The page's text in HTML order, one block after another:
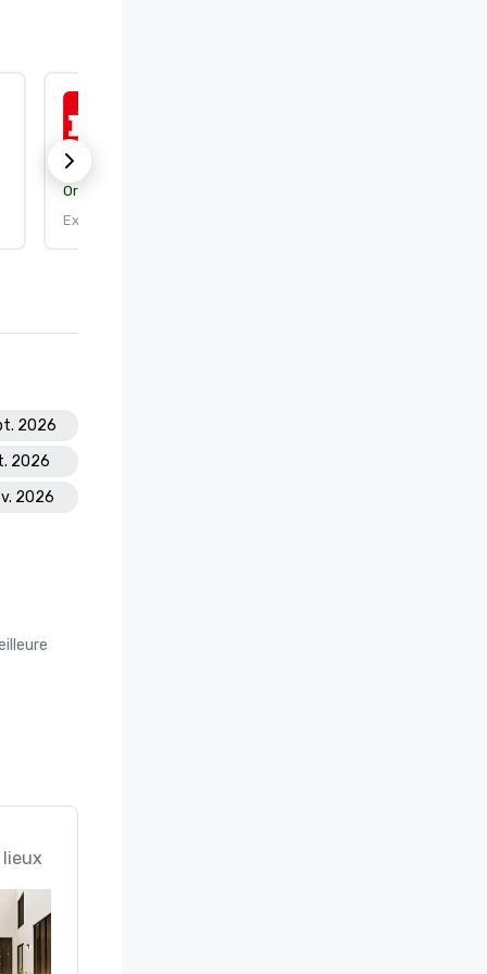
Organisme de certification :
Expire le : 25/09/2026
2026
2026
2026
lieux